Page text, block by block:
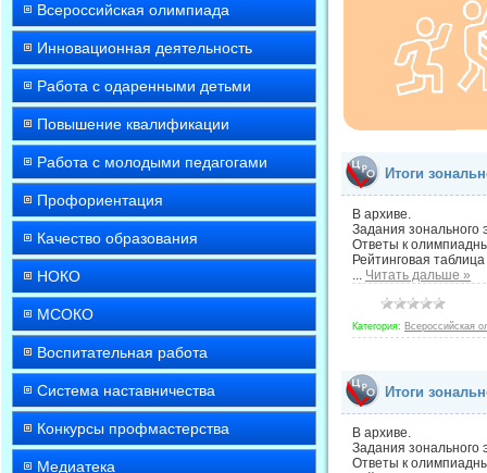
Всероссийская олимпиада
Инновационная деятельность
Работа с одаренными детьми
Повышение квалификации
Работа с молодыми педагогами
Профориентация
Качество образования
НОКО
МСОКО
Воспитательная работа
Система наставничества
Конкурсы профмастерства
Медиатека
Итоги
В архиве.
Задания зонального
Ответы к
Рейтинговая
... Читать дальше »
Категория: Всероссийская
Итоги
В архиве.
Задания зонального
Ответы к